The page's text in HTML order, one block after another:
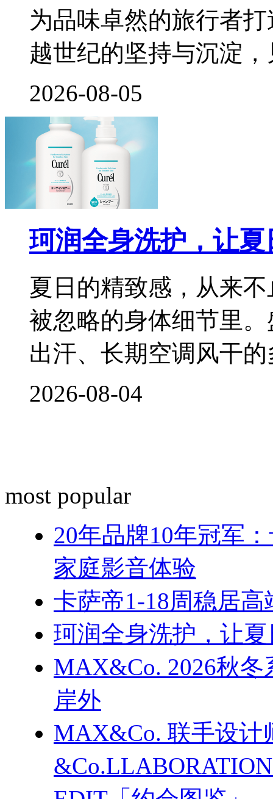
为品味卓然的旅行者
越世纪的坚持与沉淀
2026-08-05
珂润全身洗护，让
夏日的精致感，从来
被忽略的身体细节里
出汗、长期空调风干
2026-08-04
most popular
20年品牌10年冠军
家庭影音体验
卡萨帝1-18周稳居
珂润全身洗护，让
MAX&Co. 2026秋
岸外
MAX&Co. 联手设计